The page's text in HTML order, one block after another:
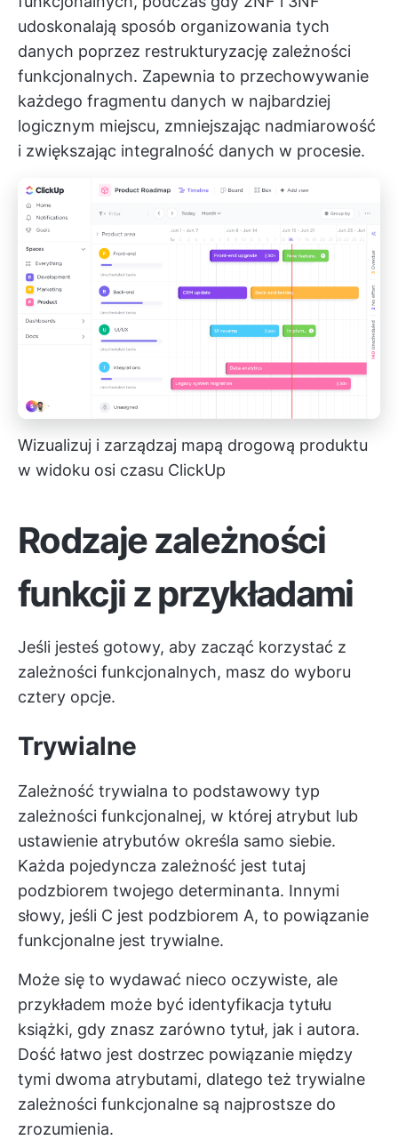
udoskonalają sposób organizowania tych
danych poprzez restrukturyzację zależności
funkcjonalnych. Zapewnia to przechowywanie
każdego fragmentu danych w najbardziej
logicznym miejscu, zmniejszając nadmiarowość
i zwiększając integralność danych w procesie.
Wizualizuj i zarządzaj mapą drogową produktu
w widoku osi czasu ClickUp
Rodzaje zależności
funkcji z przykładami
Jeśli jesteś gotowy, aby zacząć korzystać z
zależności funkcjonalnych, masz do wyboru
cztery opcje.
Trywialne
Zależność trywialna to podstawowy typ
zależności funkcjonalnej, w której atrybut lub
ustawienie atrybutów określa samo siebie.
Każda pojedyncza zależność jest tutaj
podzbiorem twojego determinanta. Innymi
słowy, jeśli C jest podzbiorem A, to powiązanie
funkcjonalne jest trywialne.
Może się to wydawać nieco oczywiste, ale
przykładem może być identyfikacja tytułu
książki, gdy znasz zarówno tytuł, jak i autora.
Dość łatwo jest dostrzec powiązanie między
tymi dwoma atrybutami, dlatego też trywialne
zależności funkcjonalne są najprostsze do
zrozumienia.